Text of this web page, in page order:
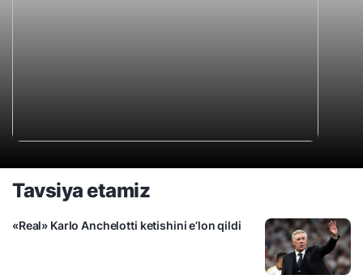
Tavsiya etamiz
«Real» Karlo Anchelotti ketishini e’lon qildi